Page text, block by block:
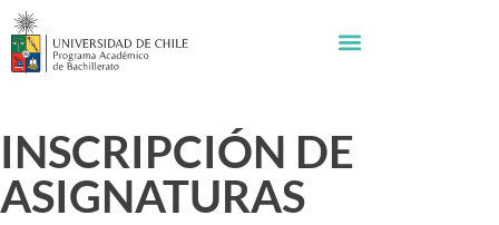
INSCRIPCIÓN DE
ASIGNATURAS